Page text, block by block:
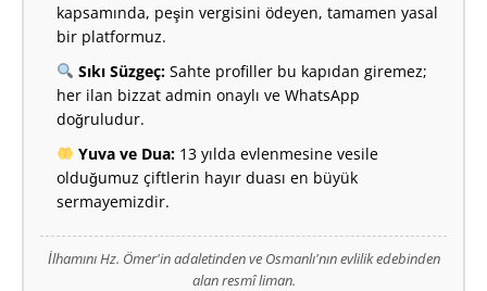
kapsamında, peşin vergisini ödeyen, tamamen yasal
bir platformuz.
Sıkı Süzgeç:Sahte profiller bu kapıdan giremez;
her ilan bizzat admin onaylı ve WhatsApp
doğruludur.
Yuva ve Dua:13 yılda evlenmesine vesile
olduğumuz çiftlerin hayır duası en büyük
sermayemizdir.
İlhamını Hz. Ömer'in adaletinden ve Osmanlı'nın evlilik edebinden
alan resmî liman.